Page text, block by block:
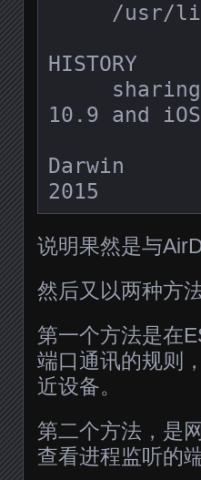
HISTORY
10.9 and
Darwin
说明果然是与
然后又以两种方
第一个方法是在
端口通讯的规则
近设备。
第二个方法，是
查看进程监听的